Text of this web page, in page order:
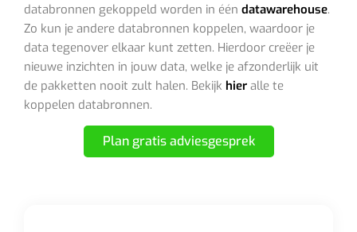
databronnen gekoppeld worden in één datawarehouse.
Zo kun je andere databronnen koppelen, waardoor je
data tegenover elkaar kunt zetten. Hierdoor creëer je
nieuwe inzichten in jouw data, welke je afzonderlijk uit
de pakketten nooit zult halen. Bekijk hier alle te
koppelen databronnen.
Plan gratis adviesgesprek